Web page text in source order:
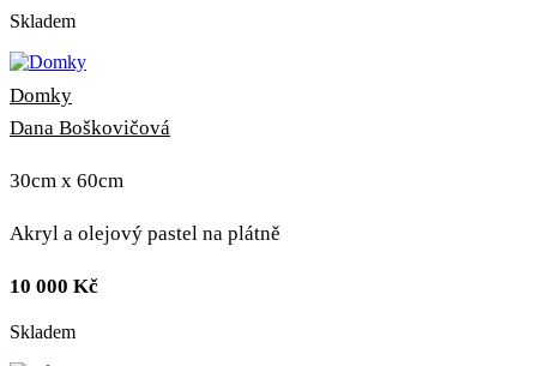
Skladem
Domky
Dana Boškovičová
30cm x 60cm
Akryl a olejový pastel na plátně
10 000 Kč
Skladem